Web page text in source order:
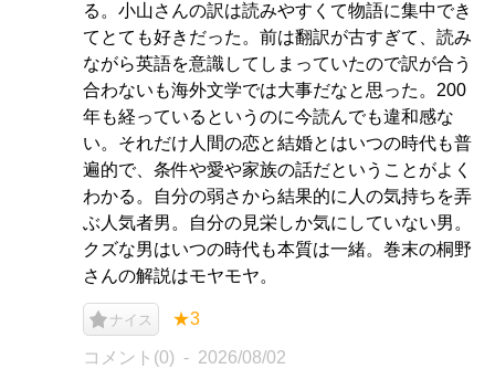
る。小山さんの訳は読みやすくて物語に集中でき
てとても好きだった。前は翻訳が古すぎて、読み
ながら英語を意識してしまっていたので訳が合う
合わないも海外文学では大事だなと思った。200
年も経っているというのに今読んでも違和感な
い。それだけ人間の恋と結婚とはいつの時代も普
遍的で、条件や愛や家族の話だということがよく
わかる。自分の弱さから結果的に人の気持ちを弄
ぶ人気者男。自分の見栄しか気にしていない男。
クズな男はいつの時代も本質は一緒。巻末の桐野
さんの解説はモヤモヤ。
ナイス ★3
コメント(0) 2026/08/02